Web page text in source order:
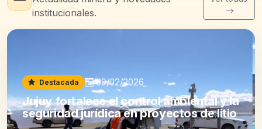
institucionales.
Destacada 09/02/2026
Jujuy fortalece el control ambiental y la
seguridad jurídica en proyectos de litio